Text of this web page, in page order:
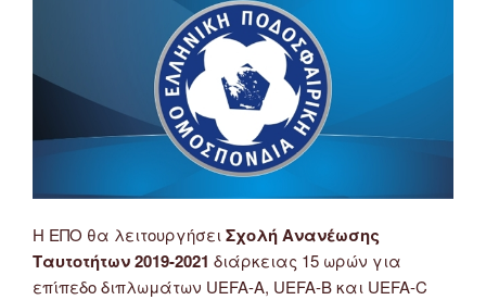
Η ΕΠΟ θα λειτουργήσειΣχολή Ανανέωσης
Ταυτοτήτων 2019-2021 διάρκειας 15 ωρών για
επίπεδο διπλωμάτων UEFA-A, UEFA-B και UEFA-C